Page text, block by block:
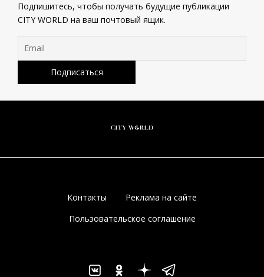
Подпишитесь, чтобы получать будущие публикации
CITY WORLD на ваш почтовый ящик.
Контакты
Реклама на сайте
Пользовательское соглашение